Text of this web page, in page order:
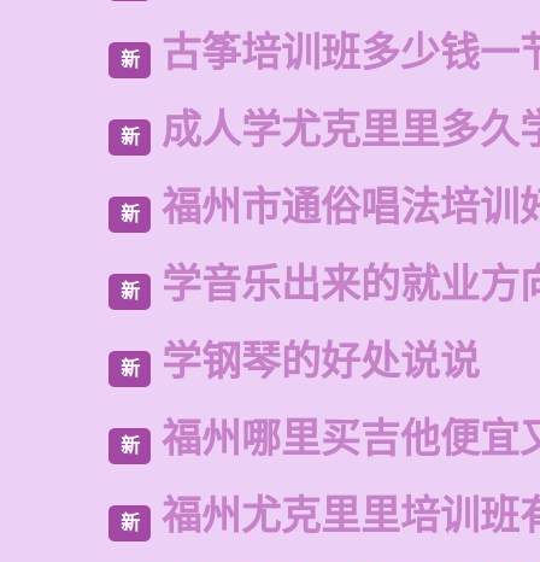
新 古筝培训班多少钱一
新 成人学尤克里里多久
新 福州市通俗唱法培训
新 学音乐出来的就业方
新 学钢琴的好处说说
新 福州哪里买吉他便宜
新 福州尤克里里培训班